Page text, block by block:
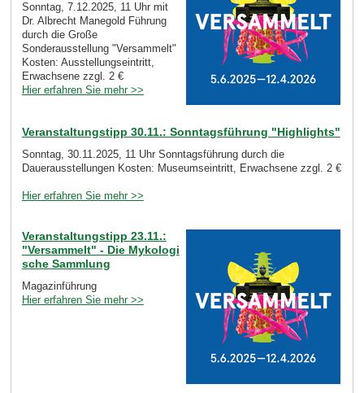
Sonntag, 7.12.2025, 11 Uhr mit
Dr. Albrecht Manegold Führung
durch die Große
Sonderausstellung "Versammelt"
Kosten: Ausstellungseintritt,
Erwachsene zzgl. 2 €
Hier erfahren Sie mehr >>
Veranstaltungstipp 30.11.: Sonntagsführung "Highlights"
Sonntag, 30.11.2025, 11 Uhr Sonntagsführung durch die
Dauerausstellungen Kosten: Museumseintritt, Erwachsene zzgl. 2 €
Hier erfahren Sie mehr >>
Veranstaltungstipp 23.11.:
"Versammelt" - Die Mykologi
sche Sammlung
Magazinführung
Hier erfahren Sie mehr >>